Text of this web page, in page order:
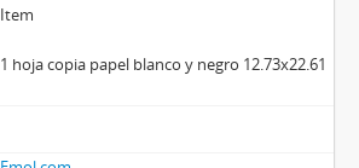
Item
1 hoja copia papel blanco y negro 12.73x22.61